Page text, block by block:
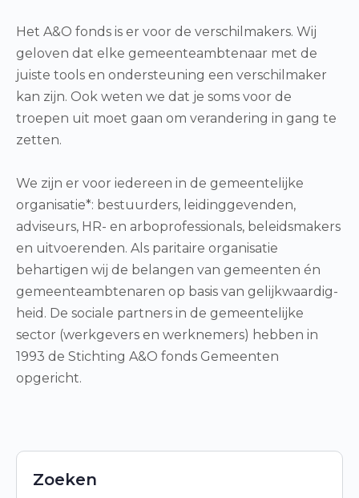
Het A&O fonds is er voor de verschilmakers. Wij
geloven dat elke gemeenteambtenaar met de
juiste tools en ondersteuning een verschilmaker
kan zijn. Ook weten we dat je soms voor de
troepen uit moet gaan om verandering in gang te
zetten.
We zijn er voor iedereen in de gemeentelijke
organisatie*: bestuurders, leidinggevenden,
adviseurs, HR- en arboprofessionals, beleidsmakers
en uitvoerenden. Als paritaire organisatie
behartigen wij de belangen van gemeenten én
gemeenteambtenaren op basis van gelijkwaardig­
heid. De sociale partners in de gemeentelijke
sector (werkgevers en werknemers) hebben in
1993 de Stichting A&O fonds Gemeenten
opgericht.
Zoeken